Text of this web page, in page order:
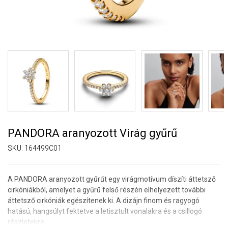
PANDORA aranyozott Virág gyűrű
SKU: 164499C01
A PANDORA aranyozott gyűrűt egy virágmotívum díszíti áttetsző
cirkóniákból, amelyet a gyűrű felső részén elhelyezett további
áttetsző cirkóniák egészítenek ki. A dizájn finom és ragyogó
hatású, hangsúlyt fektetve a letisztult vonalakra és a csillogó
részletekre.